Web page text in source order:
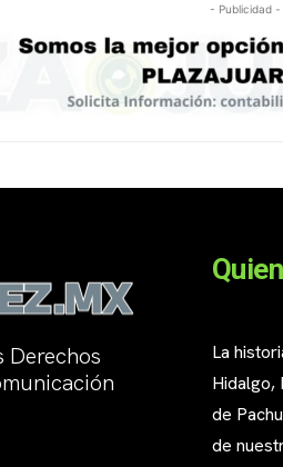
- Publicidad -
Derechos
La
Hidalgo,
de
de